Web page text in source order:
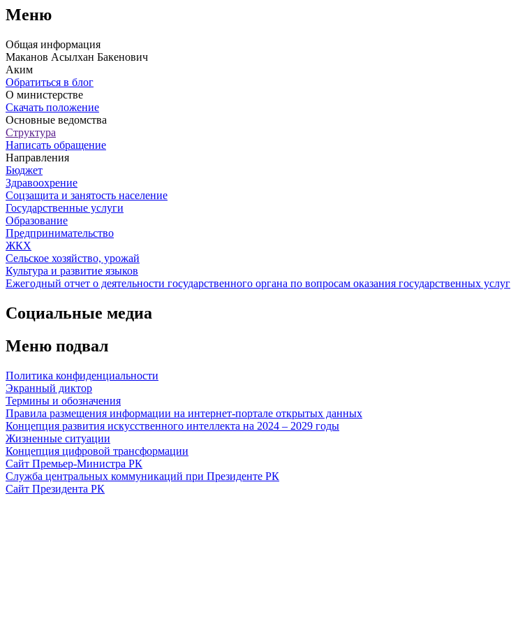
Меню
Общая информация
Маканов Асылхан Бакенович
Аким
Обратиться в блог
О министерстве
Скачать положение
Основные ведомства
Структура
Написать обращение
Направления
Бюджет
Здравоохрение
Соцзащита и занятость население
Государственные услуги
Образование
Предпринимательство
ЖКХ
Сельское хозяйство, урожай
Культура и развитие языков
Ежегодный отчет о деятельности государственного органа по вопросам оказания государственных услуг
Социальные медиа
Меню подвал
Политика конфиденциальности
Экранный диктор
Термины и обозначения
Правила размещения информации на интернет-портале открытых данных
Концепция развития искусственного интеллекта на 2024 – 2029 годы
Жизненные ситуации
Концепция цифровой трансформации
Сайт Премьер-Министра РК
Служба центральных коммуникаций при Президенте РК
Сайт Президента РК